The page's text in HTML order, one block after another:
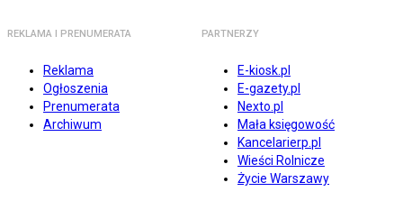
REKLAMA I PRENUMERATA
Reklama
Ogłoszenia
Prenumerata
Archiwum
PARTNERZY
E-kiosk.pl
E-gazety.pl
Nexto.pl
Mała księgowość
Kancelarierp.pl
Wieści Rolnicze
Życie Warszawy